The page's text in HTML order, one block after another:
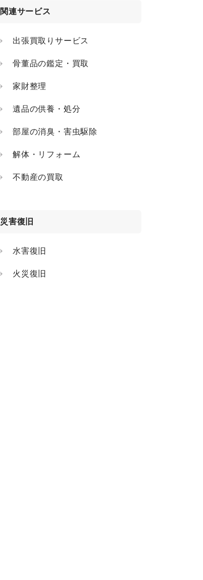
関連サービス
出張買取りサービス
骨董品の鑑定・買取
家財整理
遺品の供養・処分
部屋の消臭・害虫駆除
解体・リフォーム
不動産の買取
災害復旧
水害復旧
火災復旧